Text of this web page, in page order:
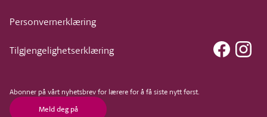
Abonner på vårt nyhetsbrev for lærere for å få siste nytt først.
Meld deg på
Personvernerklæring
Tilgjengelighetserklæring